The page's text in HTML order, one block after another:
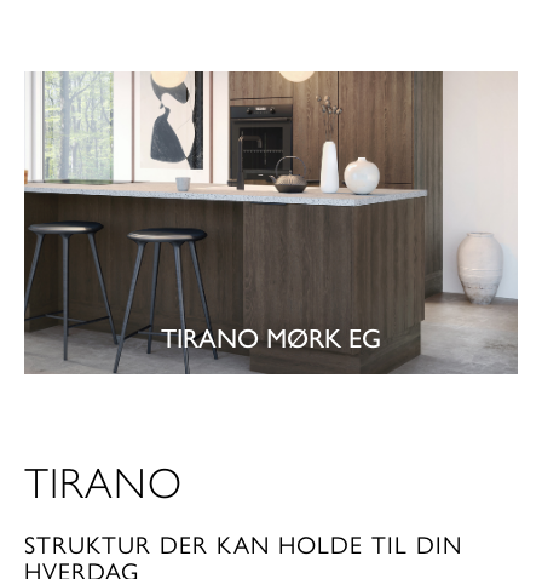
TIRANO MØRK EG
TIRANO
STRUKTUR DER KAN HOLDE TIL DIN
HVERDAG